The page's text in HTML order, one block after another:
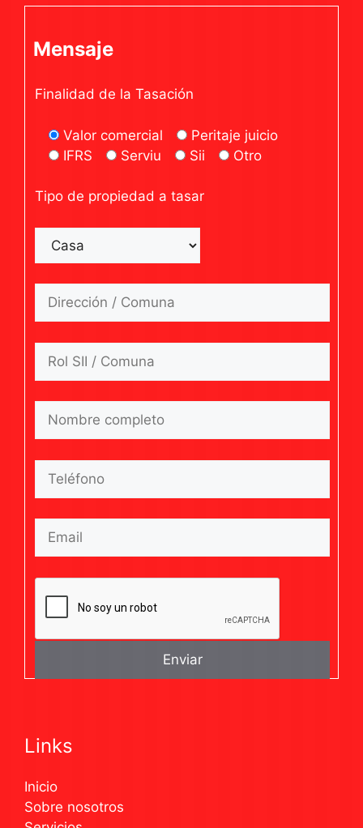
Mensaje
Finalidad de la Tasación
Valor comercial
Peritaje juicio
IFRS
Serviu Sii Otro
Tipo de propiedad a tasar
Links
Inicio
Sobre nosotros